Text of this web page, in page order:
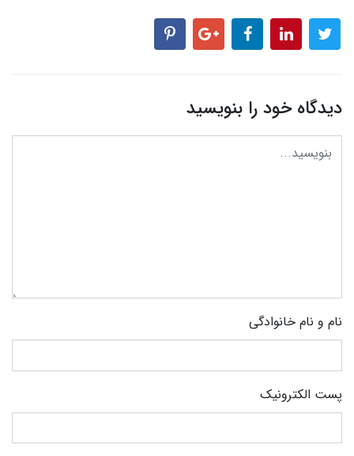
دیدگاه خود را بنویسید
نام و نام خانوادگی
پست الکترونیک